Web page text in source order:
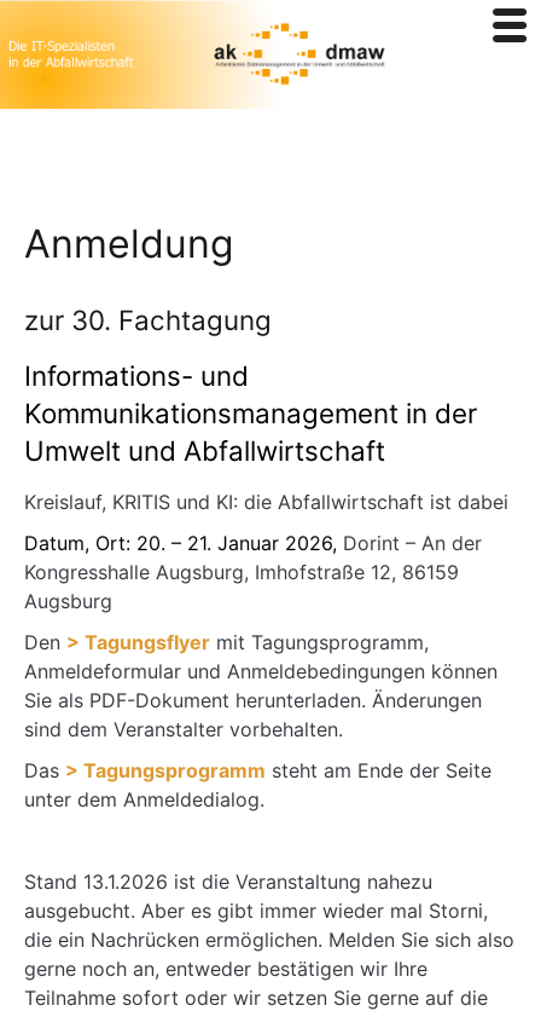
Zum
InhaltAnmeldung
zur 30. Fachtagung
Informations- und
Kommunikationsmanagement in der
Umwelt und Abfallwirtschaft
Kreislauf, KRITIS und KI: die Abfallwirtschaft ist dabei
Datum, Ort: 20. – 21. Januar 2026, Dorint – An der
Kongresshalle Augsburg, Imhofstraße 12, 86159
Augsburg
Den > Tagungsflyer mit Tagungsprogramm,
Anmeldeformular und Anmeldebedingungen können
Sie als PDF-Dokument herunterladen. Änderungen
sind dem Veranstalter vorbehalten.
Das > Tagungsprogramm steht am Ende der Seite
unter dem Anmeldedialog.
Stand 13.1.2026 ist die Veranstaltung nahezu
ausgebucht. Aber es gibt immer wieder mal Storni,
die ein Nachrücken ermöglichen. Melden Sie sich also
gerne noch an, entweder bestätigen wir Ihre
Teilnahme sofort oder wir setzen Sie gerne auf die